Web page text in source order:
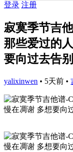
登录 注册
寂寞季节吉
那些爱过的
要向过去告别
yalixinwen • 5天前 •